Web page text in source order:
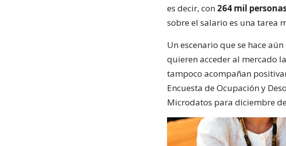
es decir, con 264 mil
sobre el salario es una tarea
Un escenario que se hace
quieren acceder al mercado
tampoco acompañan
Encuesta de Ocupación y
Microdatos para diciembre